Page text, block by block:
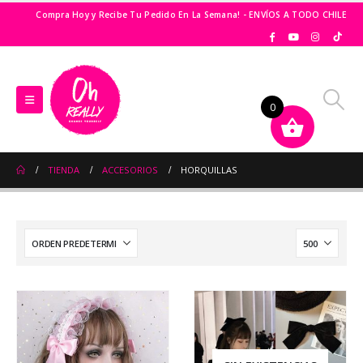
Compra Hoy y Recibe Tu Pedido En La Semana! - ENVÍOS A TODO CHILE
TIENDA ACCESORIOS HORQUILLAS
0